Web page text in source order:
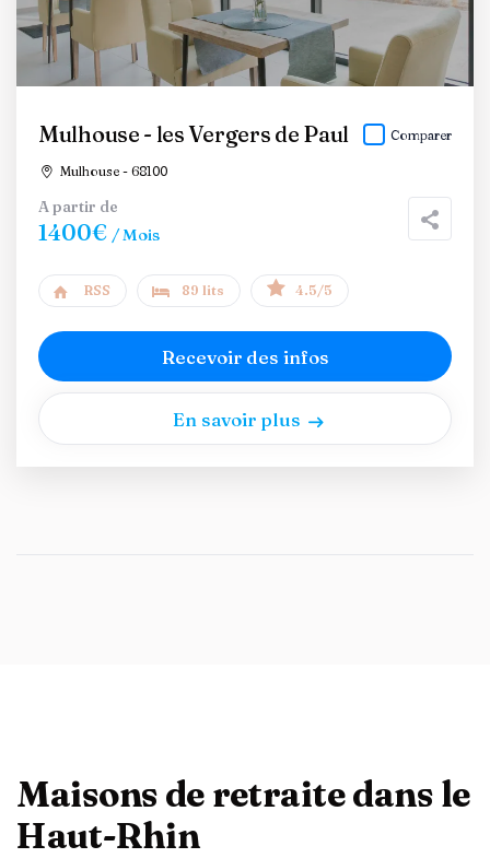
Mulhouse - les Vergers de Paul
Mulhouse - 68100
Comparer
A partir de
1400€ / Mois
RSS 89 lits 4.5/5
Recevoir des infos
En savoir plus
Maisons de retraite dans le
Haut-Rhin